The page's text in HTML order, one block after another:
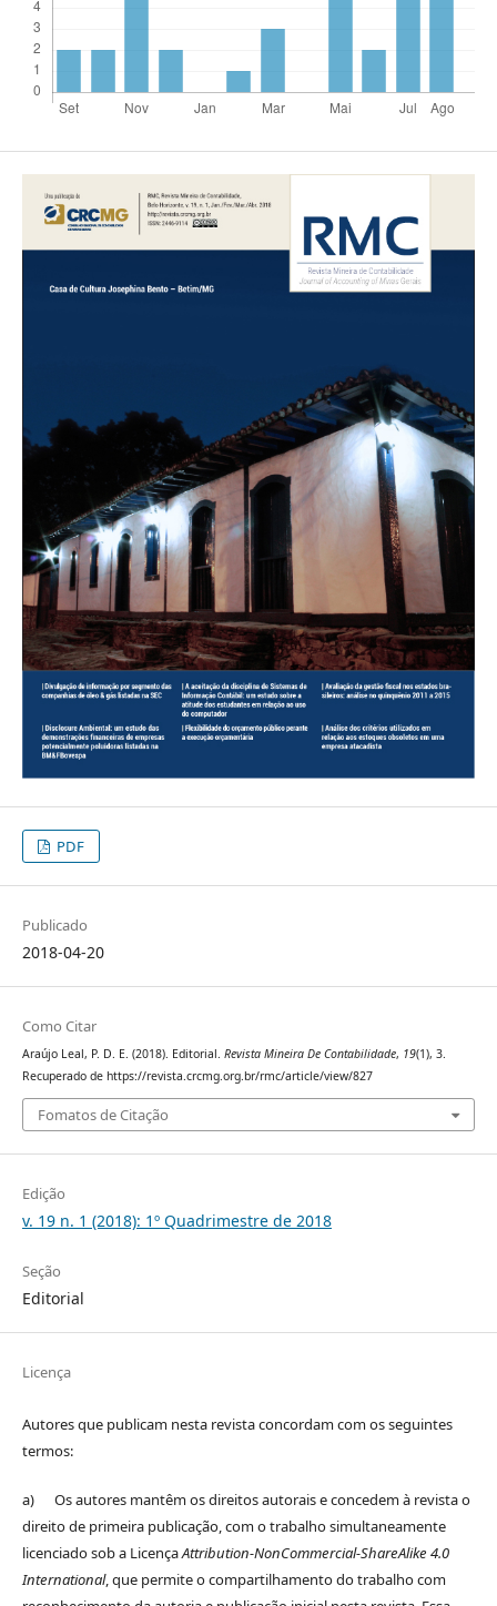
PDF
Publicado
2018-04-20
Como Citar
Araújo Leal, P. D. E. (2018). Editorial. Revista Mineira De Contabilidade, 19(1), 3.
Recuperado de https://revista.crcmg.org.br/rmc/article/view/827
Fomatos de Citação
Edição
v. 19 n. 1 (2018): 1º Quadrimestre de 2018
Seção
Editorial
Licença
Autores que publicam nesta revista concordam com os seguintes
termos:
a) Os autores mantêm os direitos autorais e concedem à revista o
direito de primeira publicação, com o trabalho simultaneamente
licenciado sob a LicençaAttribution-NonCommercial-ShareAlike 4.0
International, que permite o compartilhamento do trabalho com